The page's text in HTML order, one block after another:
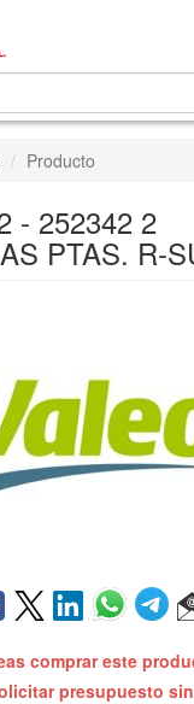
Producto
- 252342 2
PTAS. R-
comprar este
presupuesto